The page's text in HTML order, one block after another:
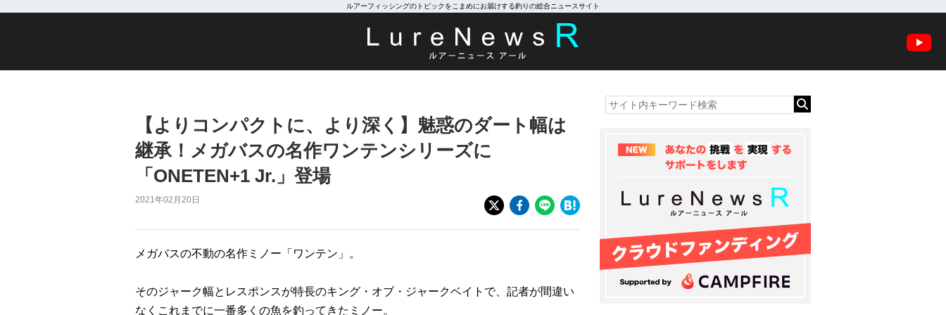
ルアーフィッシングのトピックをこまめにお届けする釣りの総合ニュースサイト
【よりコンパクトに、より深く】魅惑のダート幅は
継承！メガバスの名作ワンテンシリーズに
「ONETEN+1 Jr.」登場
2021年02月20日
メガバスの不動の名作ミノー「ワンテン」。
そのジャーク幅とレスポンスが特長のキング・オブ・ジャークベイトで、記者が間違い
なくこれまでに一番多くの魚を釣ってきたミノー。